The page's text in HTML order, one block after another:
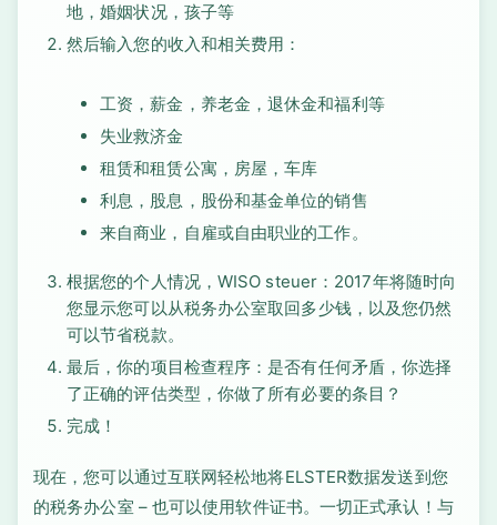
地，婚姻状况，孩子等
然后输入您的收入和相关费用：
工资，薪金，养老金，退休金和福利等
失业救济金
租赁和租赁公寓，房屋，车库
利息，股息，股份和基金单位的销售
来自商业，自雇或自由职业的工作。
根据您的个人情况，WISO steuer：2017年将随时向
您显示您可以从税务办公室取回多少钱，以及您仍然
可以节省税款。
最后，你的项目检查程序：是否有任何矛盾，你选择
了正确的评估类型，你做了所有必要的条目？
完成！
现在，您可以通过互联网轻松地将ELSTER数据发送到您
的税务办公室 – 也可以使用软件证书。一切正式承认！与